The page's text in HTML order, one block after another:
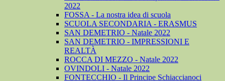
2022
FOSSA - La nostra idea di scuola
SCUOLA SECONDARIA - ERASMUS
SAN DEMETRIO - Natale 2022
SAN DEMETRIO - IMPRESSIONI E
REALTÀ
ROCCA DI MEZZO - Natale 2022
OVINDOLI - Natale 2022
FONTECCHIO - Il Principe Schiaccianoci